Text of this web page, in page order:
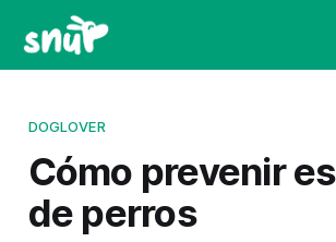
DOGLOVER
Cómo prevenir
de perros